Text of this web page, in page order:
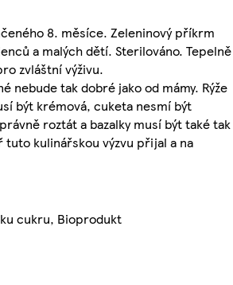
8. měsíce. Zeleninový příkrm
a malých dětí. Sterilováno. Tepelně
zvláštní výživu.
nebude tak dobré jako od mámy. Rýže
být krémová, cuketa nesmí být
roztát a bazalky musí být také tak
tuto kulinářskou výzvu přijal a na
cukru, Bioprodukt